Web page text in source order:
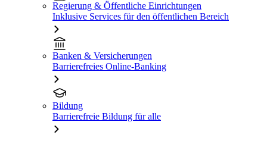
Regierung & Öffentliche Einrichtungen
Inklusive Services für den öffentlichen Bereich
Banken & Versicherungen
Barrierefreies Online-Banking
Bildung
Barrierefreie Bildung für alle